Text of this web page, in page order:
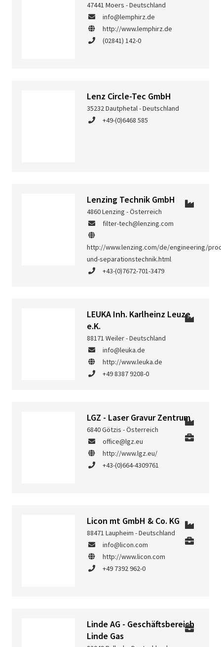
47441 Moers - Deutschland
info@lemphirz.de
http://www.lemphirz.de
(02841) 142-0
Lenz Circle-Tec GmbH
35232 Dautphetal - Deutschland
+49-(0)6468 585
Lenzing Technik GmbH
4860 Lenzing - Österreich
filter-tech@lenzing.com
http://www.lenzing.com/de/engineering/
und-separationstechnik.html
+43-(0)7672-701-3479
LEUKA Inh. Karlheinz Leuze
e.K.
88171 Weiler - Deutschland
info@leuka.de
http://www.leuka.de
+49 8387 9208-0
LGZ - Laser Gravur Zentrum
6840 Götzis - Österreich
office@lgz.eu
http://www.lgz.eu/
+43-(0)664-4309761
Licon mt GmbH & Co. KG
88471 Laupheim - Deutschland
info@licon.com
http://www.licon.com
+49 7392 962-0
Linde AG - Geschäftsbereich
Linde Gas